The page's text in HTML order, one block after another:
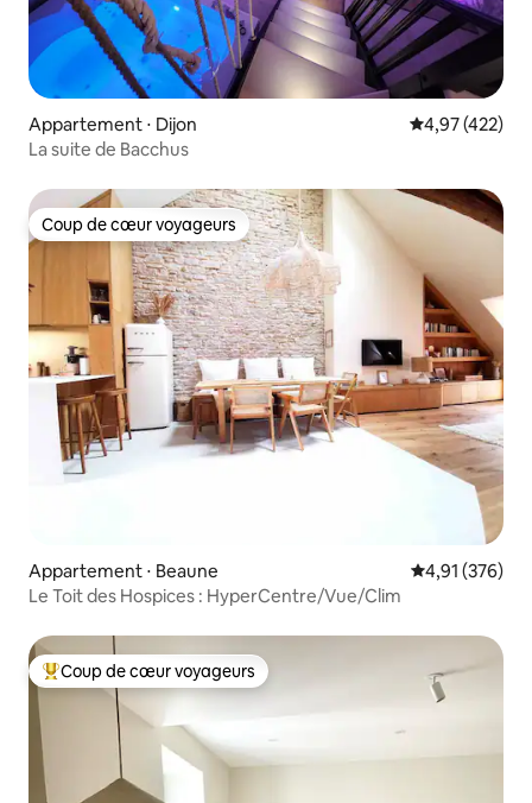
Appartement ⋅ Dijon Évaluation
4,97 (422)
La suite de Bacchus
Coup de cœur voyageurs
Coup de cœur voyageurs
Appartement ⋅ Beaune Évaluation
4,91 (376)
Le Toit des Hospices : HyperCentre/Vue/Clim
Coups de cœur voyageurs les plus appréciés
Coup de cœur voyageurs